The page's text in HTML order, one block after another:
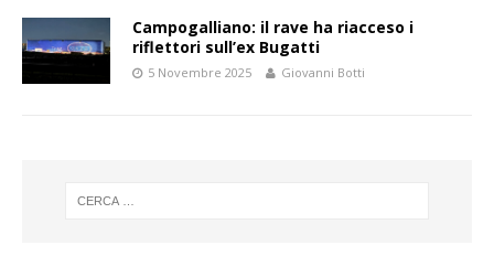
Campogalliano: il rave ha riacceso i
riflettori sull’ex Bugatti
5 Novembre 2025 Giovanni Botti